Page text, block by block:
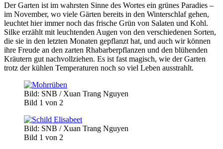
Der Garten ist im wahrsten Sinne des Wortes ein grünes Paradies –
im November, wo viele Gärten bereits in den Winterschlaf gehen,
leuchtet hier immer noch das frische Grün von Salaten und Kohl.
Silke erzählt mit leuchtenden Augen von den verschiedenen Sorten,
die sie in den letzten Monaten gepflanzt hat, und auch wir können
ihre Freude an den zarten Rhabarberpflanzen und den blühenden
Kräutern gut nachvollziehen. Es ist fast magisch, wie der Garten
trotz der kühlen Temperaturen noch so viel Leben ausstrahlt.
Bild: SNB / Xuan Trang Nguyen
Bild 1 von 2
Bild: SNB / Xuan Trang Nguyen
Bild 1 von 2